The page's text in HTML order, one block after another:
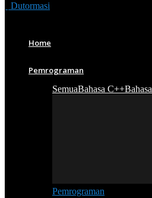
Dutormasi
Home
Pemrograman
SemuaBahasa C++
Pemrograman